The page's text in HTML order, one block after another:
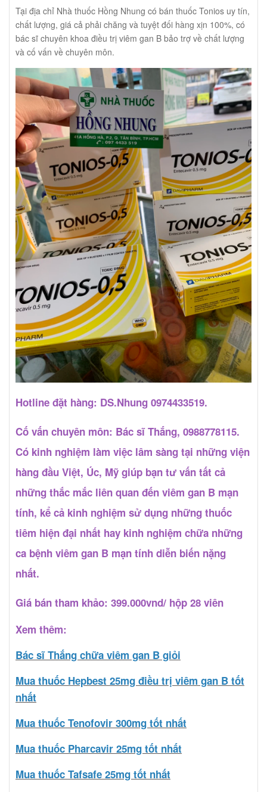
Tại địa chỉ Nhà thuốc Hồng Nhung có bán thuốc Tonios uy tín,
chất lượng, giá cả phải chăng và tuyệt đối hàng xịn 100%, có
bác sĩ chuyên khoa điều trị viêm gan B bảo trợ về chất lượng
và cố vấn về chuyên môn.
Hotline đặt hàng: DS.Nhung 0974433519.
Cố vấn chuyên môn: Bác sĩ Thắng, 0988778115.
Có kinh nghiệm làm việc lâm sàng tại những viện
hàng đầu Việt, Úc, Mỹ giúp bạn tư vấn tất cả
những thắc mắc liên quan đến viêm gan B mạn
tính, kể cả kinh nghiệm sử dụng những thuốc
tiêm hiện đại nhất hay kinh nghiệm chữa những
ca bệnh viêm gan B mạn tính diễn biến nặng
nhất.
Giá bán tham khảo: 399.000vnd/ hộp 28 viên
Xem thêm:
Bác sĩ Thắng chữa viêm gan B giỏi
Mua thuốc Hepbest 25mg điều trị viêm gan B tốt
nhất
Mua thuốc Tenofovir 300mg tốt nhất
Mua thuốc Pharcavir 25mg tốt nhất
Mua thuốc Tafsafe 25mg tốt nhất